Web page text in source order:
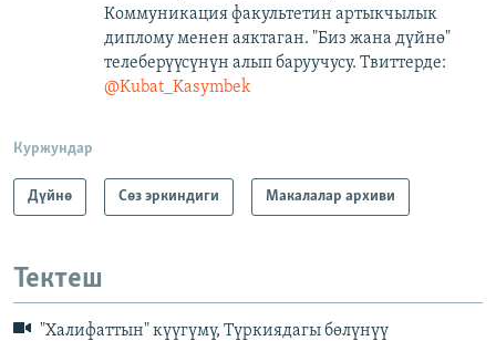
Коммуникация факультетин артыкчылык
диплому менен аяктаган. "Биз жана дүйнө"
телеберүүсүнүн алып баруучусу. Твиттерде:
@Kubat_Kasymbek
Куржундар
Дүйнө Сөз эркиндиги Макалалар архиви
Тектеш
"Халифаттын" күүгүмү, Түркиядагы бөлүнүү